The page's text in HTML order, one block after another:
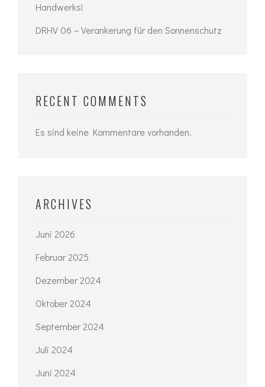
Handwerks!
DRHV 06 – Verankerung für den Sonnenschutz
RECENT COMMENTS
Es sind keine Kommentare vorhanden.
ARCHIVES
Juni 2026
Februar 2025
Dezember 2024
Oktober 2024
September 2024
Juli 2024
Juni 2024